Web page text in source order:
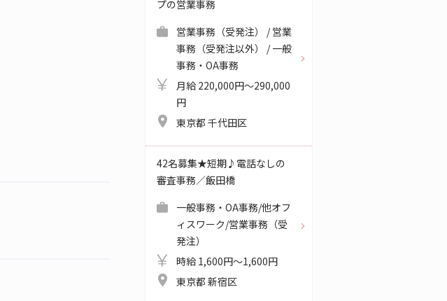
プの営業事務
営業事務（受発注） / 営業
事務（受発注以外） / 一般
事務・OA事務
月給 220,000円～290,000
円
東京都 千代田区
42名募集★短期♪電話なしの
審査事務／飯田橋
一般事務・OA事務/他オフ
ィスワーク/営業事務（受
発注）
時給 1,600円～1,600円
東京都 新宿区